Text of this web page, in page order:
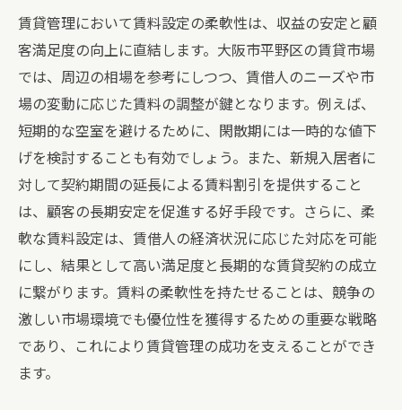
賃貸管理において賃料設定の柔軟性は、収益の安定と顧
客満足度の向上に直結します。大阪市平野区の賃貸市場
では、周辺の相場を参考にしつつ、賃借人のニーズや市
場の変動に応じた賃料の調整が鍵となります。例えば、
短期的な空室を避けるために、閑散期には一時的な値下
げを検討することも有効でしょう。また、新規入居者に
対して契約期間の延長による賃料割引を提供すること
は、顧客の長期安定を促進する好手段です。さらに、柔
軟な賃料設定は、賃借人の経済状況に応じた対応を可能
にし、結果として高い満足度と長期的な賃貸契約の成立
に繋がります。賃料の柔軟性を持たせることは、競争の
激しい市場環境でも優位性を獲得するための重要な戦略
であり、これにより賃貸管理の成功を支えることができ
ます。